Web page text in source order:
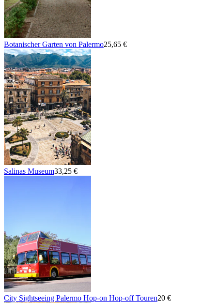
Botanischer Garten von Palermo25,65 €
Salinas Museum33,25 €
City Sightseeing Palermo Hop-on Hop-off Touren20 €